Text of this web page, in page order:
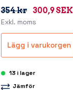
354 kr 300,9 SEK
Exkl. moms
Lägg i varukorgen
13 i lager
Jämför